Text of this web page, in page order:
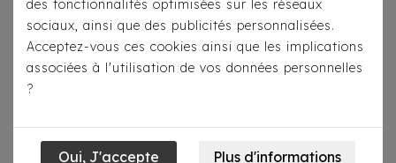
des fonctionnalités optimisées sur les réseaux
sociaux, ainsi que des publicités personnalisées.
Acceptez-vous ces cookies ainsi que les implications
associées à l'utilisation de vos données personnelles
?